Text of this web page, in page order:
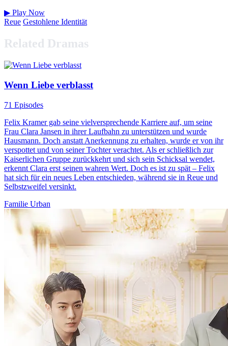
▶ Play Now
Reue Gestohlene Identität
Related Dramas
Wenn Liebe verblasst
71 Episodes
Felix Kramer gab seine vielversprechende Karriere auf, um seine
Frau Clara Jansen in ihrer Laufbahn zu unterstützen und wurde
Hausmann. Doch anstatt Anerkennung zu erhalten, wurde er von ihr
verspottet und von seiner Tochter verachtet. Als er schließlich zur
Kaiserlichen Gruppe zurückkehrt und sich sein Schicksal wendet,
erkennt Clara erst seinen wahren Wert. Doch es ist zu spät – Felix
hat sich für ein neues Leben entschieden, während sie in Reue und
Selbstzweifel versinkt.
Familie Urban